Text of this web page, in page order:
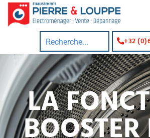
+32
LA